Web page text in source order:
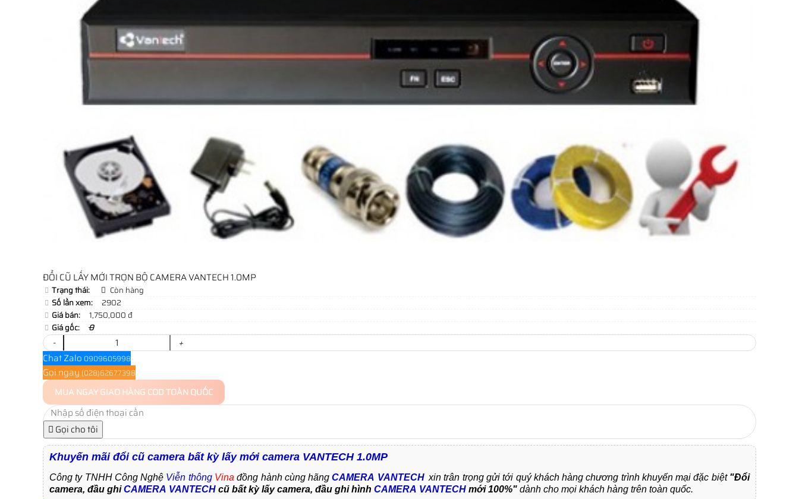
ĐỔI CŨ LẤY MỚI TRỌN BỘ CAMERA VANTECH 1.0MP
Trạng thái:
Còn hàng
Số lần xem:
2902
Giá bán:
1,750,000 đ
Giá gốc:
0
-
+
Chat Zalo 0909605998
Gọi ngay (028)62677398
MUA NGAYGIAO HÀNG COD TOÀN QUỐC
Gọi cho tôi
Khuyến mãi đổi cũ camera bất kỳ lấy mới camera VANTECH 1.0MP
Công ty TNHH Công Nghệ Viễn thông Vina đồng hành cùng hãngCAMERA VANTECH xin trân trọng gửi tới quý khách hàng chương trình khuyến mại đặc biệt "Đổi
camera, đầu ghiCAMERA VANTECH cũ bất kỳ lấy camera, đầu ghi hình CAMERA VANTECH mới 100%" dành cho mọi khách hàng trên toàn quốc.